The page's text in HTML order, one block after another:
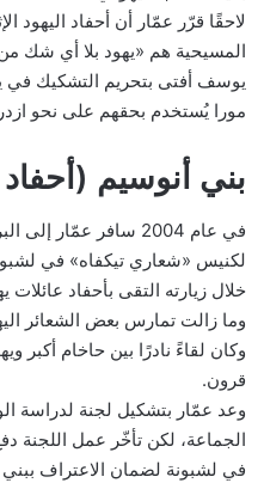
لاحقًا قرّر عمّار أن أحفاد اليهود
المسيحية هم «يهود بلا أي شك من
يوسف أفتى بتحريم التشكيك في
مورا يُستخدم بحقهم على نحو
بني أنوسيم
في عام 2004 سافر عمّار
لكنيس «شعاري تيكفاه» في
خلال زيارته التقى بأحفاد
وما زالت تمارس بعض الشعائر
وكان لقاءً نادرًا بين حاخام أكبر
قرون.
وعد عمّار بتشكيل لجنة لدراسة
الجماعة، لكن تأخّر عمل اللجنة
في لشبونة لضمان الاعتراف ببني